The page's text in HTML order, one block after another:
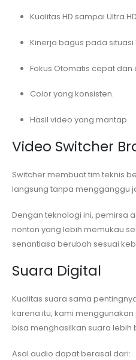
Kualitas HD sampai Ultra
Kinerja bagus pada situasi
Fokus Otomatis cepat dan
Color yang konsisten.
Hasil video yang mantap.
Video Switcher
Switcher membuat tim teknis
langsung tanpa mengganggu
Dengan teknologi ini, pemirsa
nonton yang lebih memukau
senantiasa berubah sesuai
Suara Digital
Kualitas suara sama
karena itu, kami
bisa menghasilkan suara
Asal audio dapat berasal dari: